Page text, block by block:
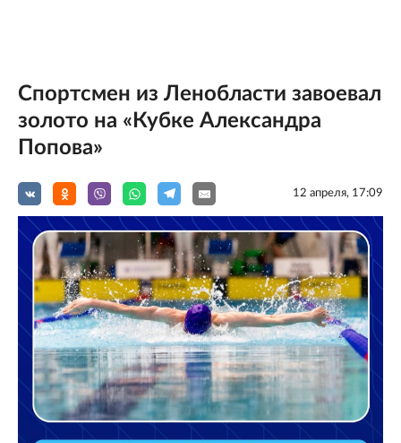
Спортсмен из Ленобласти завоевал
золото на «Кубке Александра
Попова»
12 апреля, 17:09